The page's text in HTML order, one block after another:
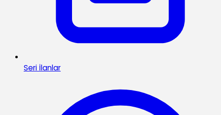
Seri İlanlar